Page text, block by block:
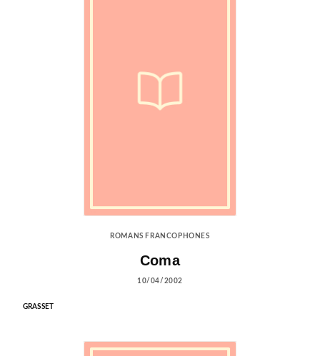
ROMANS FRANCOPHONES
Coma
10/04/2002
GRASSET